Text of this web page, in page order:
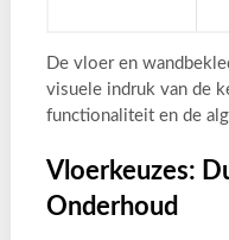
De vloer en
visuele indruk van de
functionaliteit en de
Vloerkeuzes:
Onderhoud